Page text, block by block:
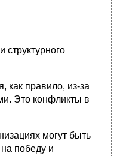
структурного
как правило, из-за
Это конфликты в
могут быть
победу и